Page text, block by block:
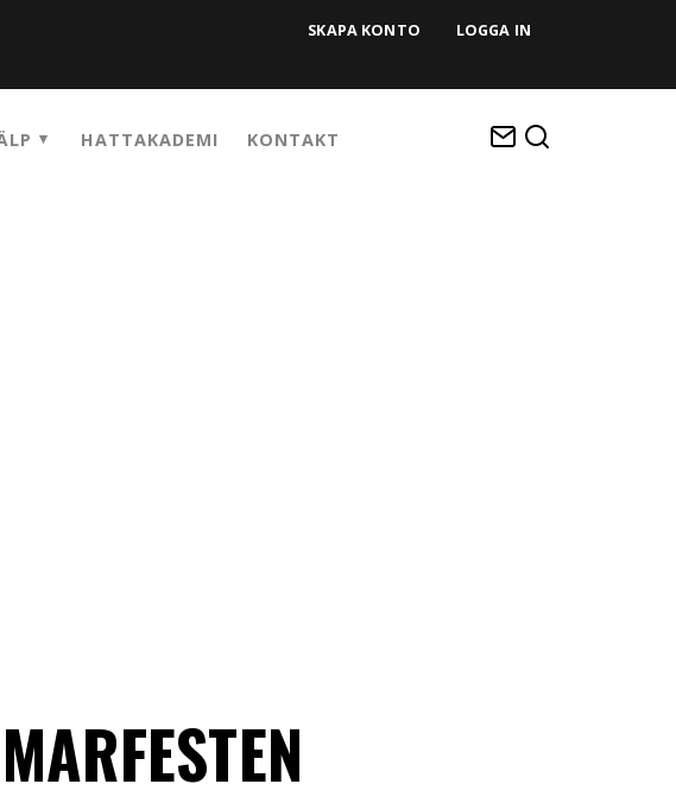
SKAPA KONTO LOGGA IN
HATTAKADEMI KONTAKT